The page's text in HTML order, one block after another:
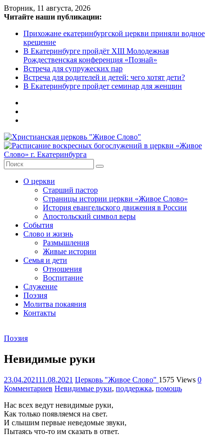
Skip
to
Вторник, 11 августа, 2026
Читайте наши публикации:
Прихожане екатеринбургской церкви приняли водное
крещение
В Екатеринбурге пройдёт XIII Молодежная
Рождественская конференция «Познай»
Встреча для супружеских пар
Встреча для родителей и детей: чего хотят дети?
В Екатеринбурге пройдет семинар для женщин
Христианская
церковь
"Живое
Слово"
религиозная
организация
Библейская
веры
евангельской
Слово"
Екатеринбурга
О церкви
Старший пастор
Страницы истории церкви «Живое Слово»
История евангельского движения в России
Апостольский символ веры
События
Слово и жизнь
Размышления
Живые истории
Семья и дети
Отношения
Воспитание
Служение
Поэзия
Молитва покаяния
Контакты
Поэзия
Невидимые руки
23.04.202111.08.2021 Церковь "Живое Слово" 1575 Views 0
Комментариев Невидимые руки, поддержка, помощь
Нас всех ведут невидимые руки,
Как только появляемся на свет.
И слышим первые неведомые звуки,
Пытаясь что-то им сказать в ответ.